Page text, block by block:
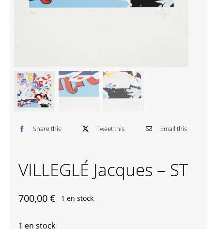
Contactez-nous
Share this Tweet this Email this
VILLEGLÉ Jacques – ST
700,00€ 1 en stock
1 en stock